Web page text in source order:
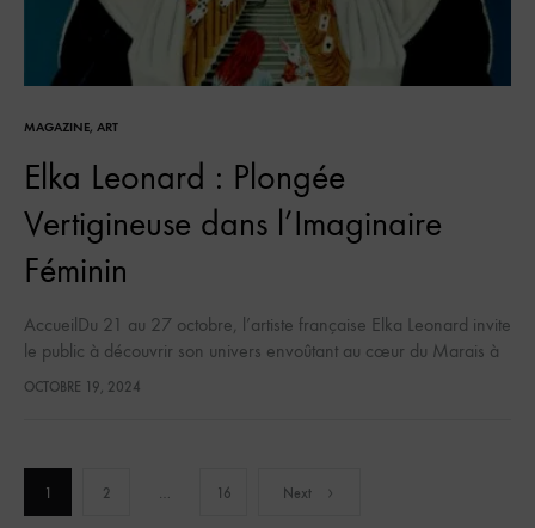
MAGAZINE, ART
Elka Leonard : Plongée
Vertigineuse dans l’Imaginaire
Féminin
AccueilDu 21 au 27 octobre, l’artiste française Elka Leonard invite
le public à découvrir son univers envoûtant au cœur du Marais à
Paris. L’exposition pop-up, située au 59 rue Notre-Dame…
OCTOBRE 19, 2024
Pagination
1 2 … 16 Next